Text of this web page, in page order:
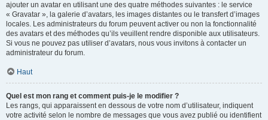
ajouter un avatar en utilisant une des quatre méthodes suivantes : le service
« Gravatar », la galerie d’avatars, les images distantes ou le transfert d’images
locales. Les administrateurs du forum peuvent activer ou non la fonctionnalité
des avatars et des méthodes qu’ils veuillent rendre disponible aux utilisateurs.
Si vous ne pouvez pas utiliser d’avatars, nous vous invitons à contacter un
administrateur du forum.
Haut
Quel est mon rang et comment puis-je le modifier ?
Les rangs, qui apparaissent en dessous de votre nom d’utilisateur, indiquent
votre activité selon le nombre de messages que vous avez publié ou identifient